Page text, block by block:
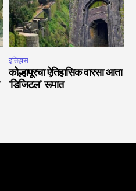
इतिहास
कोल्हापूरचा ऐतिहासिक वारसा आता
‘डिजिटल’ रूपात